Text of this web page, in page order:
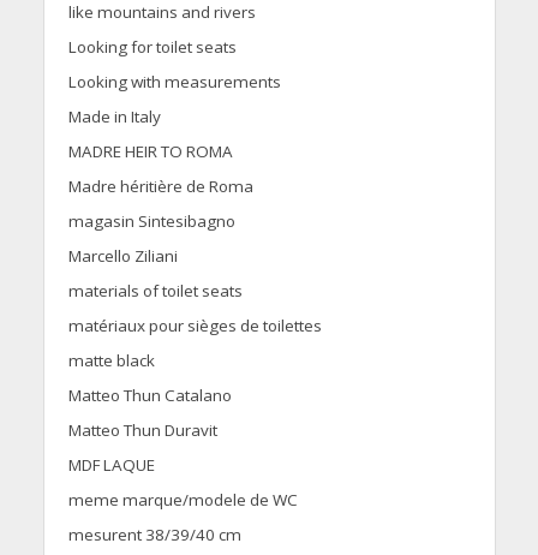
like mountains and rivers
Looking for toilet seats
Looking with measurements
Made in Italy
MADRE HEIR TO ROMA
Madre héritière de Roma
magasin Sintesibagno
Marcello Ziliani
materials of toilet seats
matériaux pour sièges de toilettes
matte black
Matteo Thun Catalano
Matteo Thun Duravit
MDF LAQUE
meme marque/modele de WC
mesurent 38/39/40 cm